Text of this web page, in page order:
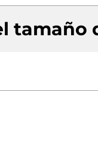
tamaño